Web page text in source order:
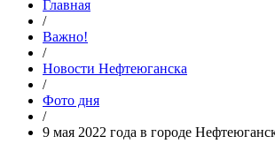
Главная
/
Важно!
/
Новости Нефтеюганска
/
Фото дня
/
9 мая 2022 года в городе